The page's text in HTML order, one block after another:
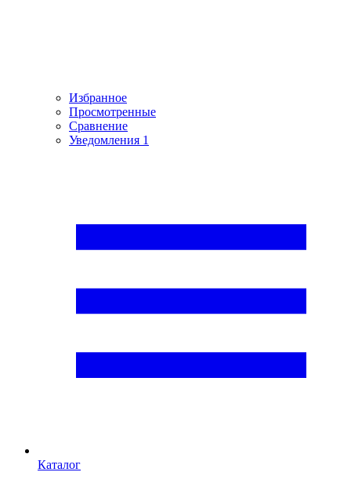
Избранное
Просмотренные
Сравнение
Уведомления 1
Каталог